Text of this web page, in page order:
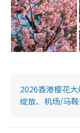
2026香港樱花
绽放、机场/马